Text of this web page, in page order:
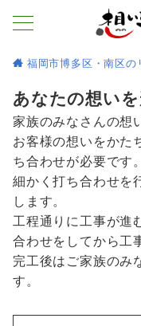
福岡市博多区・南区の
あなたの想い
家族のみなさんの想
お客様の想いをかた
ち合わせが必要です。
細かく打ち合わせを
します。
工程通りに工事が進
合わせをしてから工
完工後はご家族のみ
す。